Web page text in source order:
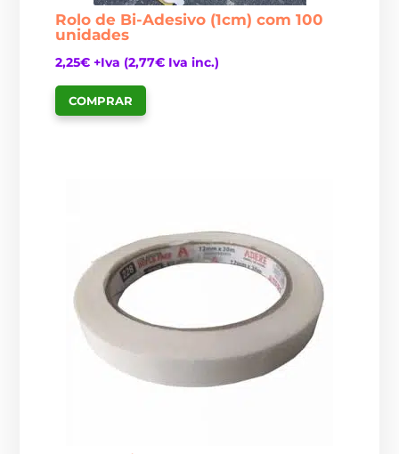
Rolo de Bi-Adesivo (1cm) com 100
unidades
2,25€ +Iva (2,77€ Iva inc.)
COMPRAR